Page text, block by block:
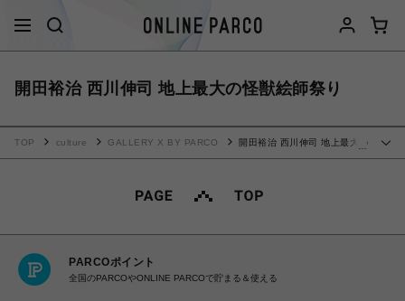
開田裕治 西川伸司 地上最大の怪獣絵師祭り
TOP culture GALLERY X BY PARCO
開田裕治 西川伸司 地上最大の
PARCOポイント
全国のPARCOやONLINE PARCOで貯まる＆使える